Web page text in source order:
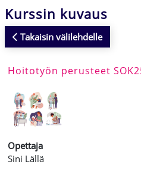
Kurssin kuvaus
Takaisin välilehdelle
Hoitotyön perusteet
Opettaja
Sini Lällä